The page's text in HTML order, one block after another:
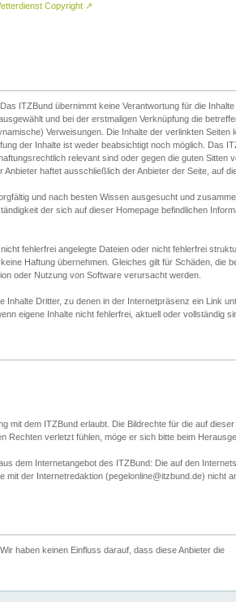
Copyright ↗
ITZBund übernimmt keine Verantwortung für die
und bei der erstmaligen Verknüpfung die
Verweisungen. Die Inhalte der verlinkten Seiten
der Inhalte ist weder beabsichtigt noch möglich. Das
relevant sind oder gegen die guten Sitten
haftet ausschließlich der Anbieter der Seite, auf
und nach besten Wissen ausgesucht und
der sich auf dieser Homepage befindlichen
fehlerfrei angelegte Dateien oder nicht fehlerfrei
Haftung übernehmen. Gleiches gilt für Schäden, die
oder Nutzung von Software verursacht werden.
Dritter, zu denen in der Internetpräsenz ein Link
eigene Inhalte nicht fehlerfrei, aktuell oder vollständig
mit dem ITZBund erlaubt. Die Bildrechte für die auf
Rechten verletzt fühlen, möge er sich bitte beim
dem Internetangebot des ITZBund: Die auf den
der Internetredaktion (pegelonline@itzbund.de) nicht
haben keinen Einfluss darauf, dass diese Anbieter die